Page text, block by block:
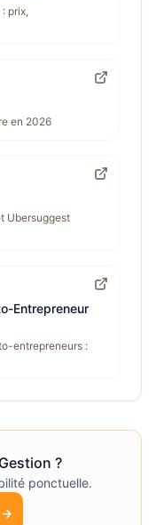
prix,
en 2026
Ubersuggest
Entrepreneur
entrepreneurs :
?
ponctuelle.
→